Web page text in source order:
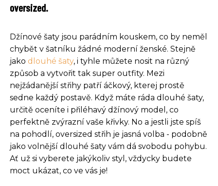
oversized.
Džínové šaty jsou parádním kouskem, co by neměl
chybět v šatníku žádné moderní ženské. Stejně
jako dlouhé šaty, i tyhle můžete nosit na různý
způsob a vytvořit tak super outfity. Mezi
nejžádanější střihy patří áčkový, kterej prostě
sedne každý postavě. Když máte ráda dlouhé šaty,
určitě oceníte i přiléhavý džínový model, co
perfektně zvýrazní vaše křivky. No a jestli jste spíš
na pohodlí, oversized střih je jasná volba - podobně
jako volnější dlouhé šaty vám dá svobodu pohybu.
Ať už si vyberete jakýkoliv styl, vždycky budete
moct ukázat, co ve vás je!